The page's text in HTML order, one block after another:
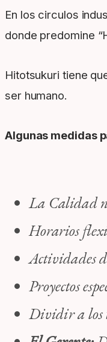
En los circulos
donde predomine
Hitotsukuri tiene
ser humano.
Algunas medidas
La Calidad
Horarios
Actividades
Proyectos
Dividir a los